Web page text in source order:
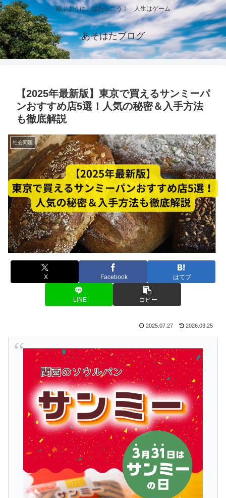
遊ぶように、はたらこう！ 人生はゲーム
あそはたブログ
【2025年最新版】東京で買えるサンミーパ
ンおすすめ店5選！人気の秘密＆入手方法
も徹底解説
社会問題
X Facebook はてブ
LINE コピー
2025.07.27 2026.03.25